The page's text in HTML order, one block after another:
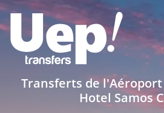
Transferts de
Hotel Samos